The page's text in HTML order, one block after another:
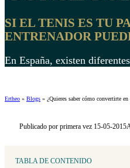
SI EL TENIS ES TU
ENTRENADOR
En España, existen
Ertheo » Blogs » ¿Quieres saber cómo convertirte
Publicado por primera vez 15-05-2015
TABLA DE CONTENIDO